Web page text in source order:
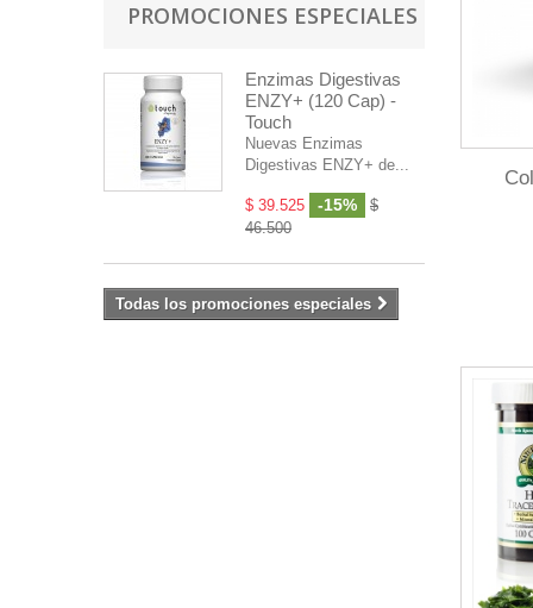
PROMOCIONES ESPECIALES
Enzimas Digestivas
ENZY+ (120 Cap) -
Touch
Nuevas Enzimas
Digestivas ENZY+ de...
$ 39.525 -15%
$
46.500
Todas los promociones especiales